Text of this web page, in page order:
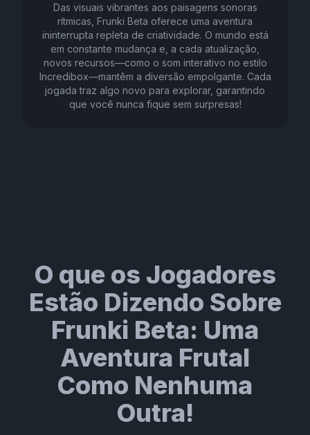
Das visuais vibrantes aos paisagens sonoras
rítmicas, Frunki Beta oferece uma aventura
ininterrupta repleta de criatividade. O mundo está
em constante mudança e, a cada atualização,
novos recursos—como o som interativo no estilo
Incredibox—mantêm a diversão empolgante. Cada
jogada traz algo novo para explorar, garantindo
que você nunca fique sem surpresas!
O que os Jogadores
Estão Dizendo Sobre
Frunki Beta: Uma
Aventura Frutal
Como Nenhuma
Outra!